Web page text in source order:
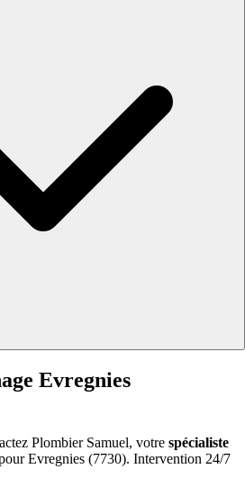
Evregnies
Plombier Samuel, votre spécialiste
Evregnies (7730). Intervention 24/7